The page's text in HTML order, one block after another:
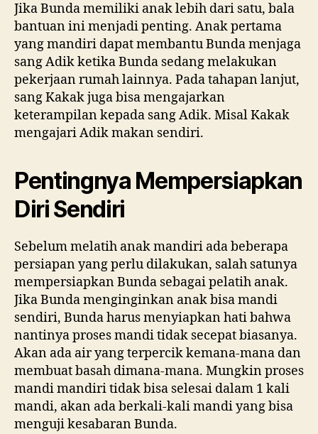
Jika Bunda memiliki anak lebih dari satu, bala
bantuan ini menjadi penting. Anak pertama
yang mandiri dapat membantu Bunda menjaga
sang Adik ketika Bunda sedang melakukan
pekerjaan rumah lainnya. Pada tahapan lanjut,
sang Kakak juga bisa mengajarkan
keterampilan kepada sang Adik. Misal Kakak
mengajari Adik makan sendiri.
Pentingnya Mempersiapkan
Diri Sendiri
Sebelum melatih anak mandiri ada beberapa
persiapan yang perlu dilakukan, salah satunya
mempersiapkan Bunda sebagai pelatih anak.
Jika Bunda menginginkan anak bisa mandi
sendiri, Bunda harus menyiapkan hati bahwa
nantinya proses mandi tidak secepat biasanya.
Akan ada air yang terpercik kemana-mana dan
membuat basah dimana-mana. Mungkin proses
mandi mandiri tidak bisa selesai dalam 1 kali
mandi, akan ada berkali-kali mandi yang bisa
menguji kesabaran Bunda.